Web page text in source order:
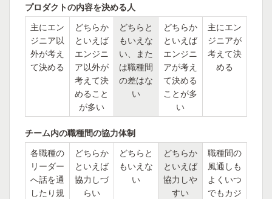
プロダクトの内容を決める人
主にエン
ジニア以
外が考え
て決める
どちらか
といえば
エンジニ
ア以外が
考えて決
めること
が多い
どちらと
もいえな
い、また
は職種間
の差はな
い
どちらか
といえば
エンジニ
アが考え
て決める
ことが多
い
主にエン
ジニアが
考えて決
める
チーム内の職種間の協力体制
各職種の
リーダー
へ話を通
したり規
どちらか
といえば
協力しづ
らい
どちらと
もいえな
い
どちらか
といえば
協力しや
すい
職種間の
風通しも
よくいつ
でもカジ